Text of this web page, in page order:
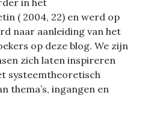
( 2004, 22) en werd op
naar aanleiding van het
op deze blog. We zijn
zich laten inspireren
systeemtheoretisch
thema’s, ingangen en